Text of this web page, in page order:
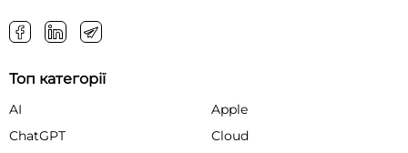
Топ категорії
AI
Apple
ChatGPT
Cloud